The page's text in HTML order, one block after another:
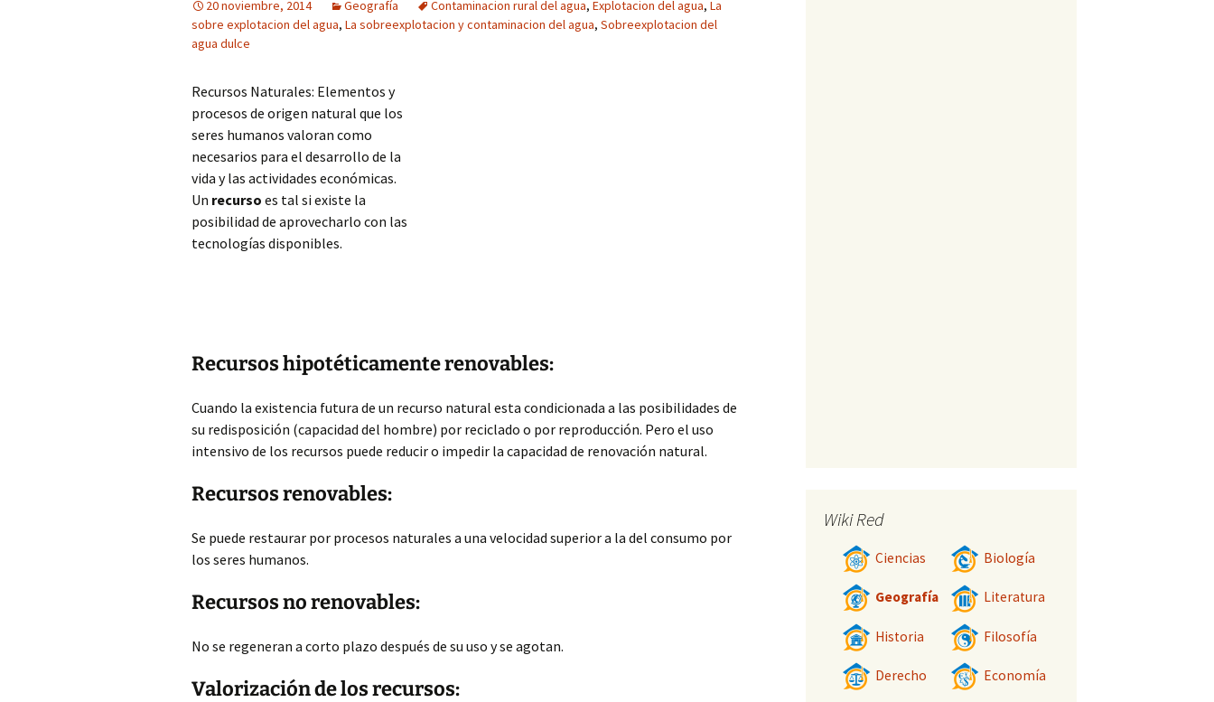
20 noviembre, 2014 Geografía Contaminacion rural del agua, Explotacion del agua, La
sobre explotacion del agua, La sobreexplotacion y contaminacion del agua, Sobreexplotacion del
agua dulce
Recursos Naturales: Elementos y
procesos de origen natural que los
seres humanos valoran como
necesarios para el desarrollo de la
vida y las actividades económicas.
Un recurso es tal si existe la
posibilidad de aprovecharlo con las
tecnologías disponibles.
Recursos hipotéticamente renovables:
Cuando la existencia futura de un recurso natural esta condicionada a las posibilidades de
su redisposición (capacidad del hombre) por reciclado o por reproducción. Pero el uso
intensivo de los recursos puede reducir o impedir la capacidad de renovación natural.
Recursos renovables:
Se puede restaurar por procesos naturales a una velocidad superior a la del consumo por
los seres humanos.
Recursos no renovables:
No se regeneran a corto plazo después de su uso y se agotan.
Valorización de los recursos:
Wiki Red
Ciencias Biología
Geografía Literatura
Historia Filosofía
Derecho Economía